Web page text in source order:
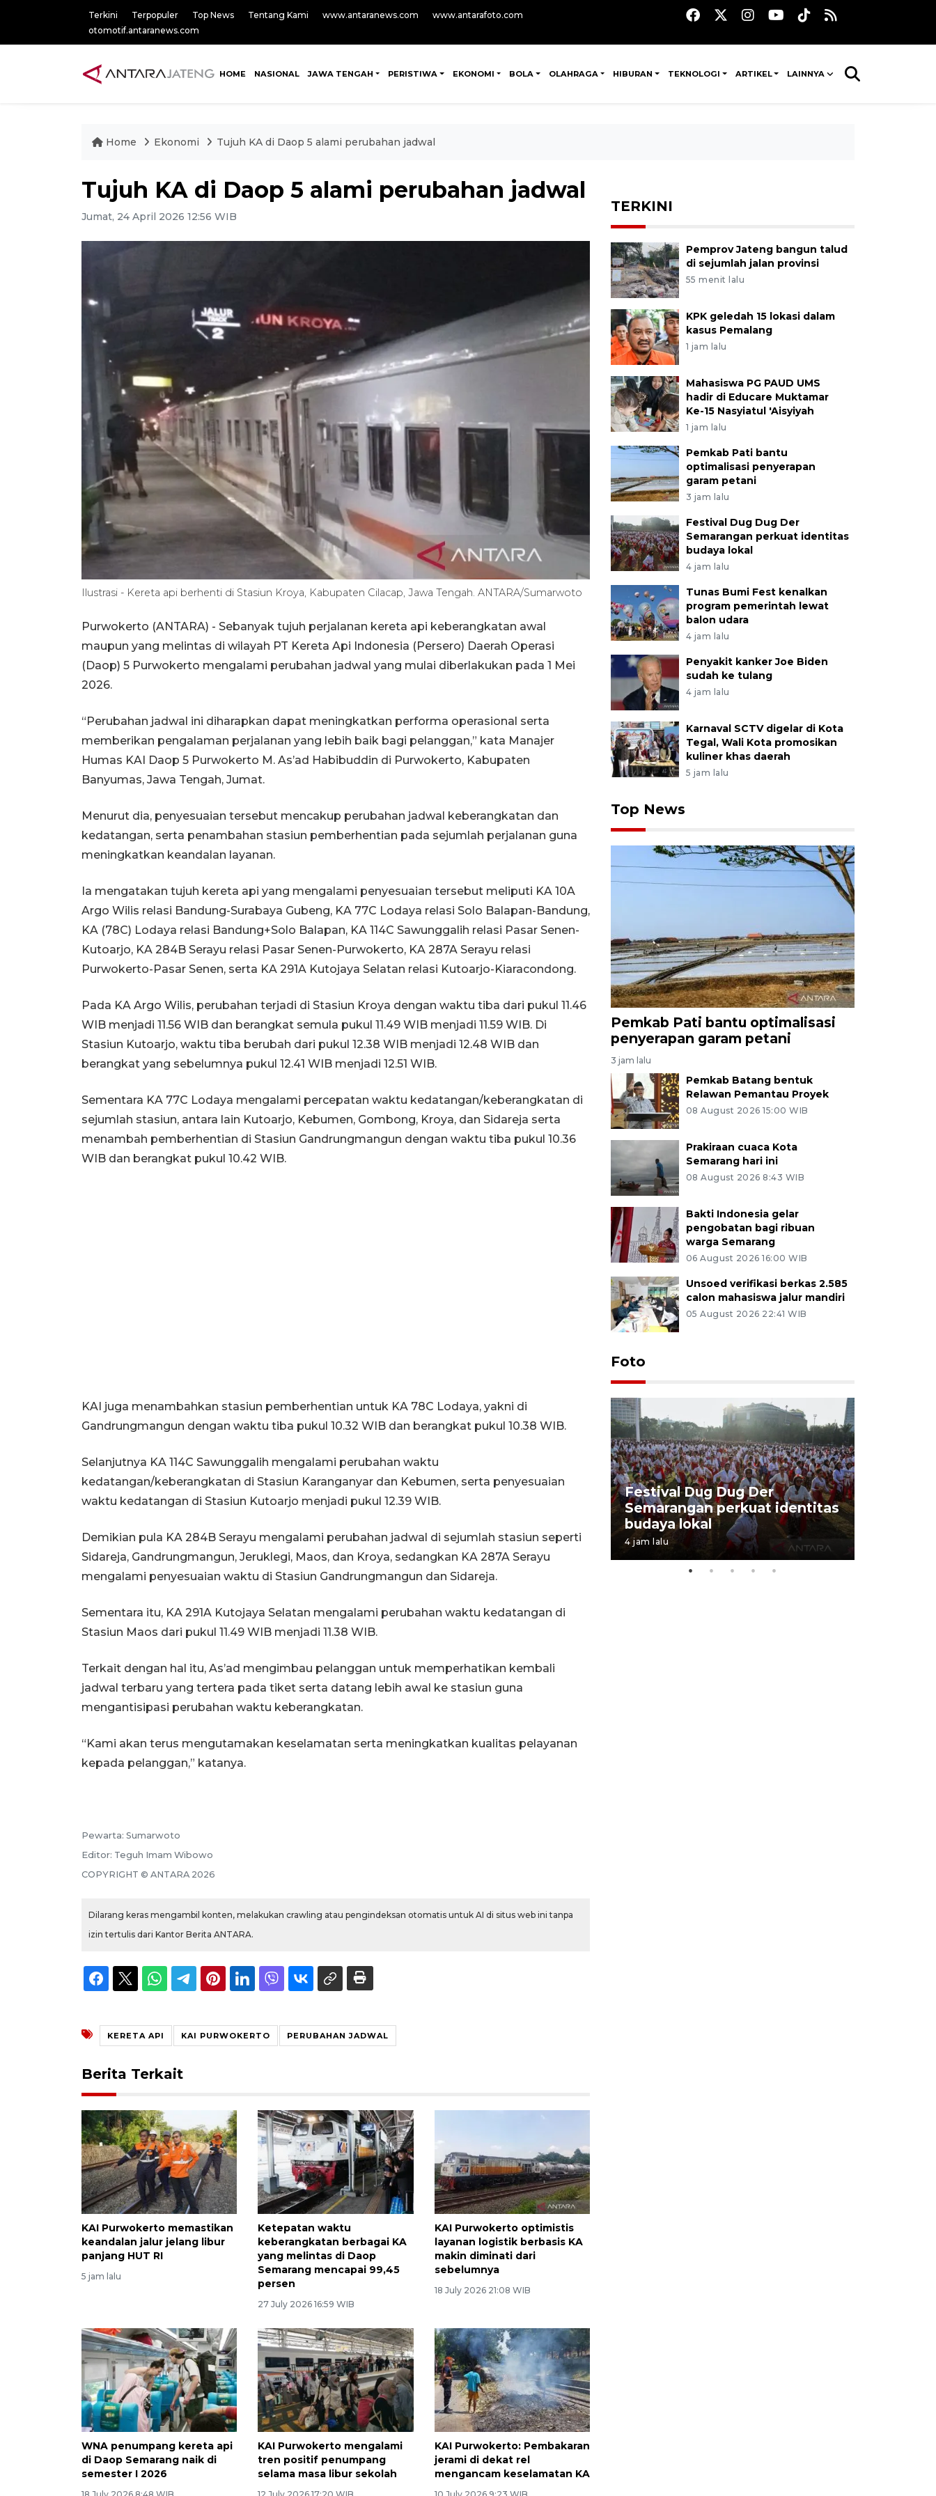
Terkini Terpopuler Top News Tentang Kami www.antaranews.com
www.antarafoto.com
otomotif.antaranews.com
HOME NASIONAL JAWA TENGAH PERISTIWA EKONOMI BOLA OLAHRAGA HIBURAN TEKNOLOGI ARTIKEL LAINNYA
Home Ekonomi Tujuh KA di Daop 5 alami perubahan jadwal
Tujuh KA di Daop 5 alami perubahan jadwal
Jumat, 24 April 2026 12:56 WIB
Ilustrasi - Kereta api berhenti di Stasiun Kroya, Kabupaten Cilacap, Jawa Tengah. ANTARA/Sumarwoto
Purwokerto (ANTARA) - Sebanyak tujuh perjalanan kereta api keberangkatan awal
maupun yang melintas di wilayah PT Kereta Api Indonesia (Persero) Daerah Operasi
(Daop) 5 Purwokerto mengalami perubahan jadwal yang mulai diberlakukan pada 1 Mei
2026.
“Perubahan jadwal ini diharapkan dapat meningkatkan performa operasional serta
memberikan pengalaman perjalanan yang lebih baik bagi pelanggan,” kata Manajer
Humas KAI Daop 5 Purwokerto M. As’ad Habibuddin di Purwokerto, Kabupaten
Banyumas, Jawa Tengah, Jumat.
Menurut dia, penyesuaian tersebut mencakup perubahan jadwal keberangkatan dan
kedatangan, serta penambahan stasiun pemberhentian pada sejumlah perjalanan guna
meningkatkan keandalan layanan.
Ia mengatakan tujuh kereta api yang mengalami penyesuaian tersebut meliputi KA 10A
Argo Wilis relasi Bandung-Surabaya Gubeng, KA 77C Lodaya relasi Solo Balapan-Bandung,
KA (78C) Lodaya relasi Bandung+Solo Balapan, KA 114C Sawunggalih relasi Pasar Senen-
Kutoarjo, KA 284B Serayu relasi Pasar Senen-Purwokerto, KA 287A Serayu relasi
Purwokerto-Pasar Senen, serta KA 291A Kutojaya Selatan relasi Kutoarjo-Kiaracondong.
Pada KA Argo Wilis, perubahan terjadi di Stasiun Kroya dengan waktu tiba dari pukul 11.46
WIB menjadi 11.56 WIB dan berangkat semula pukul 11.49 WIB menjadi 11.59 WIB. Di
Stasiun Kutoarjo, waktu tiba berubah dari pukul 12.38 WIB menjadi 12.48 WIB dan
berangkat yang sebelumnya pukul 12.41 WIB menjadi 12.51 WIB.
Sementara KA 77C Lodaya mengalami percepatan waktu kedatangan/keberangkatan di
sejumlah stasiun, antara lain Kutoarjo, Kebumen, Gombong, Kroya, dan Sidareja serta
menambah pemberhentian di Stasiun Gandrungmangun dengan waktu tiba pukul 10.36
WIB dan berangkat pukul 10.42 WIB.
KAI juga menambahkan stasiun pemberhentian untuk KA 78C Lodaya, yakni di
Gandrungmangun dengan waktu tiba pukul 10.32 WIB dan berangkat pukul 10.38 WIB.
Selanjutnya KA 114C Sawunggalih mengalami perubahan waktu
kedatangan/keberangkatan di Stasiun Karanganyar dan Kebumen, serta penyesuaian
waktu kedatangan di Stasiun Kutoarjo menjadi pukul 12.39 WIB.
Demikian pula KA 284B Serayu mengalami perubahan jadwal di sejumlah stasiun seperti
Sidareja, Gandrungmangun, Jeruklegi, Maos, dan Kroya, sedangkan KA 287A Serayu
mengalami penyesuaian waktu di Stasiun Gandrungmangun dan Sidareja.
Sementara itu, KA 291A Kutojaya Selatan mengalami perubahan waktu kedatangan di
Stasiun Maos dari pukul 11.49 WIB menjadi 11.38 WIB.
Terkait dengan hal itu, As’ad mengimbau pelanggan untuk memperhatikan kembali
jadwal terbaru yang tertera pada tiket serta datang lebih awal ke stasiun guna
mengantisipasi perubahan waktu keberangkatan.
“Kami akan terus mengutamakan keselamatan serta meningkatkan kualitas pelayanan
kepada pelanggan,” katanya.
Pewarta: Sumarwoto
Editor: Teguh Imam Wibowo
COPYRIGHT © ANTARA 2026
Dilarang keras mengambil konten, melakukan crawling atau pengindeksan otomatis untuk AI di situs web ini tanpa
izin tertulis dari Kantor Berita ANTARA.
KERETA API KAI PURWOKERTO PERUBAHAN JADWAL
Berita Terkait
KAI Purwokerto memastikan
keandalan jalur jelang libur
panjang HUT RI
5 jam lalu
Ketepatan waktu
keberangkatan berbagai KA
yang melintas di Daop
Semarang mencapai 99,45
persen
27 July 2026 16:59 WIB
KAI Purwokerto optimistis
layanan logistik berbasis KA
makin diminati dari
sebelumnya
18 July 2026 21:08 WIB
WNA penumpang kereta api
di Daop Semarang naik di
semester I 2026
KAI Purwokerto mengalami
tren positif penumpang
selama masa libur sekolah
KAI Purwokerto: Pembakaran
jerami di dekat rel
mengancam keselamatan KA
TERKINI
Pemprov Jateng bangun talud
di sejumlah jalan provinsi
55 menit lalu
KPK geledah 15 lokasi dalam
kasus Pemalang
1 jam lalu
Mahasiswa PG PAUD UMS
hadir di Educare Muktamar
Ke-15 Nasyiatul 'Aisyiyah
1 jam lalu
Pemkab Pati bantu
optimalisasi penyerapan
garam petani
3 jam lalu
Festival Dug Dug Der
Semarangan perkuat identitas
budaya lokal
4 jam lalu
Tunas Bumi Fest kenalkan
program pemerintah lewat
balon udara
4 jam lalu
Penyakit kanker Joe Biden
sudah ke tulang
4 jam lalu
Karnaval SCTV digelar di Kota
Tegal, Wali Kota promosikan
kuliner khas daerah
5 jam lalu
Top News
Pemkab Pati bantu optimalisasi
penyerapan garam petani
3 jam lalu
Pemkab Batang bentuk
Relawan Pemantau Proyek
08 August 2026 15:00 WIB
Prakiraan cuaca Kota
Semarang hari ini
08 August 2026 8:43 WIB
Bakti Indonesia gelar
pengobatan bagi ribuan
warga Semarang
06 August 2026 16:00 WIB
Unsoed verifikasi berkas 2.585
calon mahasiswa jalur mandiri
05 August 2026 22:41 WIB
Foto
Pawai sapi tunggang angkat
29 July 2026 21:38 WIB
Festival Dug Dug Der
Semarangan perkuat identitas
budaya lokal
4 jam lalu